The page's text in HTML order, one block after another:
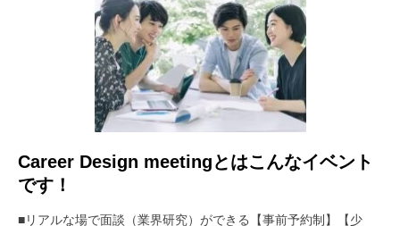
Career Design meetingとはこんなイベント
です！
■リアルな場で面談（業界研究）ができる【事前予約制】【少